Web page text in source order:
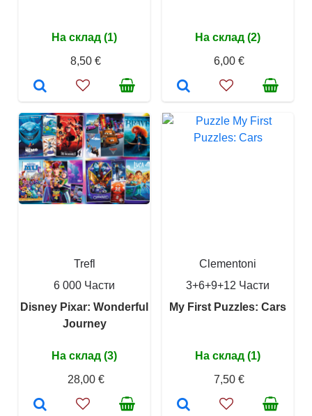
На склад (1)
8,50 €
На склад (2)
6,00 €
Trefl
6 000 Части
Disney Pixar: Wonderful
Journey
На склад (3)
28,00 €
Clementoni
3+6+9+12 Части
My First Puzzles: Cars
На склад (1)
7,50 €